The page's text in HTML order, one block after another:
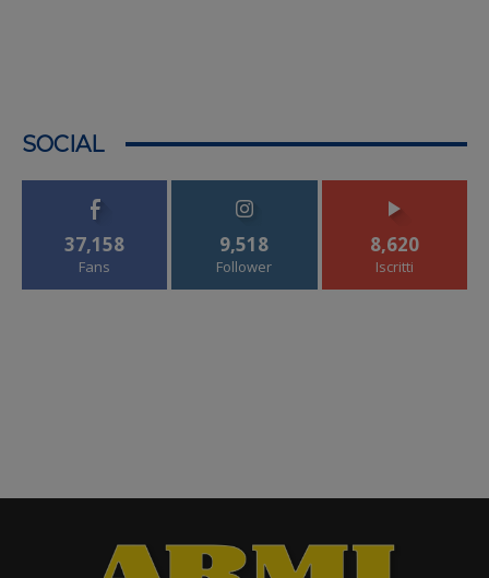
SOCIAL
37,158
Fans
9,518
Follower
8,620
Iscritti